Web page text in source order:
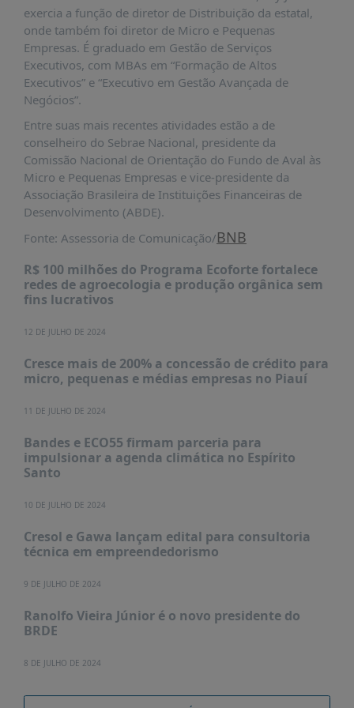
DADOS
FRENTE
PARLAMENTAR
SOBRE
A
FRENTE
MATERIAIS
INFORMAÇÕES
E
INSCRIÇÕES
DISPONÍVEIS
PUBLICAÇÕES
REVISTA
ESTUDOS
PRÊMIO
ABDE-
BID
ABDE
JORNALISMO
+
CONTATO
exercia a função de diretor de Distribuição da estatal,
onde também foi diretor de Micro e Pequenas
Empresas. É graduado em Gestão de Serviços
Executivos, com MBAs em “Formação de Altos
Executivos” e “Executivo em Gestão Avançada de
Negócios”.
Entre suas mais recentes atividades estão a de
conselheiro do Sebrae Nacional, presidente da
Comissão Nacional de Orientação do Fundo de Aval às
Micro e Pequenas Empresas e vice-presidente da
Associação Brasileira de Instituições Financeiras de
Desenvolvimento (ABDE).
Fonte: Assessoria de Comunicação/BNB
R$ 100 milhões do Programa Ecoforte fortalece
redes de agroecologia e produção orgânica sem
fins lucrativos
12 DE JULHO DE 2024
Cresce mais de 200% a concessão de crédito para
micro, pequenas e médias empresas no Piauí
11 DE JULHO DE 2024
Bandes e ECO55 firmam parceria para
impulsionar a agenda climática no Espírito
Santo
10 DE JULHO DE 2024
Cresol e Gawa lançam edital para consultoria
técnica em empreendedorismo
9 DE JULHO DE 2024
Ranolfo Vieira Júnior é o novo presidente do
BRDE
8 DE JULHO DE 2024